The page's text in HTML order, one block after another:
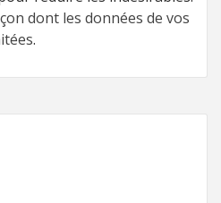
dont les données de vos
.